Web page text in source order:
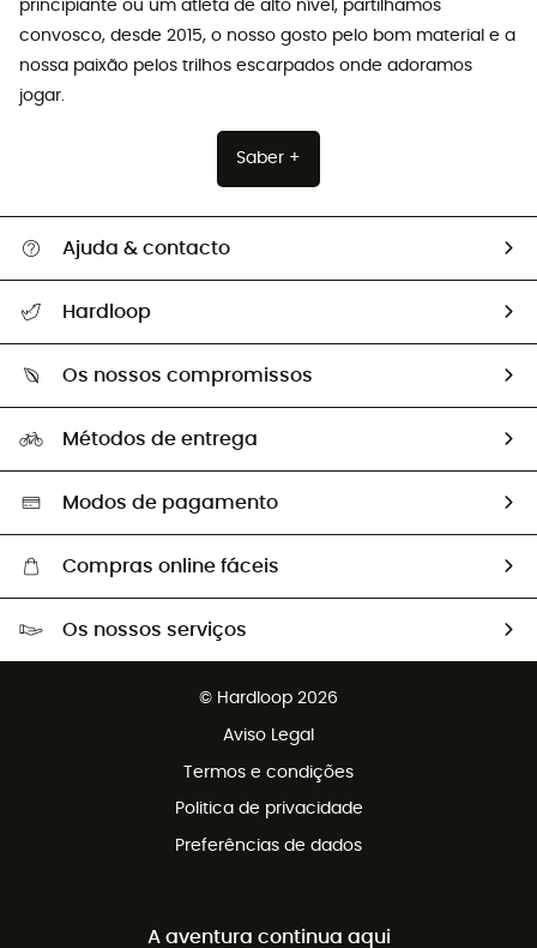
principiante ou um atleta de alto nível, partilhamos
convosco, desde 2015, o nosso gosto pelo bom material e a
nossa paixão pelos trilhos escarpados onde adoramos
jogar.
Saber +
Ajuda & contacto
Devoluções e reembolsos
Guia de tamanhos
Trocas & Devoluções
Hardloop
Os nossos embaixadores
Os nossos compromissos
Seleção eco-responsável
Métodos de entrega
Modos de pagamento
Compras online fáceis
Devoluções gratuitas em 100 dias
Os nossos serviços
© Hardloop 2026
Aviso Legal
Termos e condições
Politica de privacidade
Preferências de dados
A aventura continua aqui